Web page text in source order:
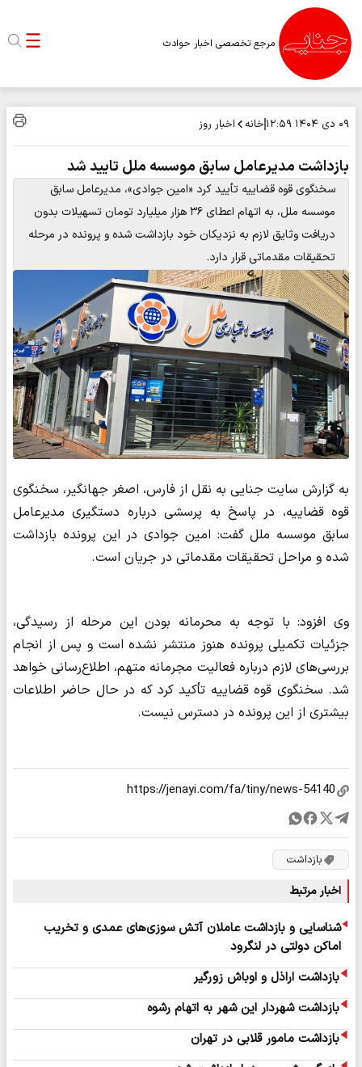
مرجع تخصصی اخبار حوادث
۰۹ دی ۱۴۰۴ ۱۲:۵۹ خانه اخبار روز
بازداشت مدیرعامل سابق موسسه ملل تایید شد
سخنگوی قوه قضاییه تأیید کرد «امین جوادی»، مدیرعامل سابق
موسسه ملل، به اتهام اعطای ۳۶ هزار میلیارد تومان تسهیلات بدون
دریافت وثایق لازم به نزدیکان خود بازداشت شده و پرونده در مرحله
تحقیقات مقدماتی قرار دارد.
به گزارش سایت جنایی به نقل از فارس، اصغر جهانگیر، سخنگوی
قوه قضاییه، در پاسخ به پرسشی درباره دستگیری مدیرعامل
سابق موسسه ملل گفت: امین جوادی در این پرونده بازداشت
شده و مراحل تحقیقات مقدماتی در جریان است.
وی افزود: با توجه به محرمانه بودن این مرحله از رسیدگی،
جزئیات تکمیلی پرونده هنوز منتشر نشده است و پس از انجام
بررسی‌های لازم درباره فعالیت مجرمانه متهم، اطلاع‌رسانی خواهد
شد. سخنگوی قوه قضاییه تأکید کرد که در حال حاضر اطلاعات
بیشتری از این پرونده در دسترس نیست.
بازداشت
اخبار مرتبط
شناسایی و بازداشت عاملان آتش سوزی‌های عمدی و تخریب
اماکن دولتی در لنگرود
بازداشت اراذل و اوباش زورگیر­
بازداشت شهردار این شهر به اتهام رشوه
بازداشت مامور قلابی در تهران